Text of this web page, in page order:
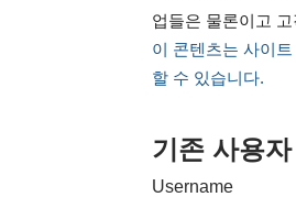
업들은 물론이고
이 콘텐츠는 사이
할 수 있습니다.
기존 사용
Username